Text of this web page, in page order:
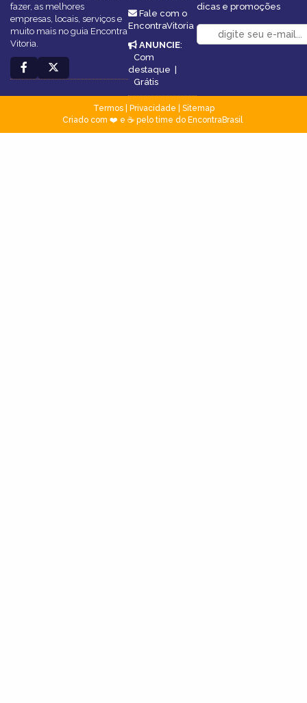
fazer, as melhores
empresas, locais, serviços e
muito mais no guia Encontra
Vitoria.
Fale com o
EncontraVitoria
ANUNCIE:
Com
destaque |
Grátis
dicas e promoções
Termos| Privacidade
Sitemap
Criado com ❤️ e ☕ pelo time do EncontraBrasil